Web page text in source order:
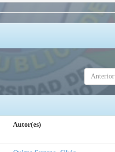
Anterior
Autor(es)